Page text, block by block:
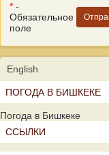
* -
Обязательное
поле
English
ПОГОДА В БИШКЕКЕ
Погода в Бишкеке
ССЫЛКИ